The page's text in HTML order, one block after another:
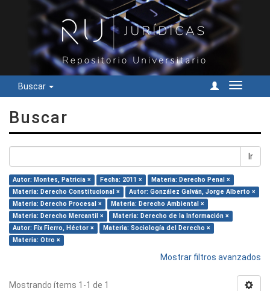
Buscar
Cambiar
Buscar
Ir
Autor: Montes, Patricia × Fecha: 2011 ×
Materia: Derecho Penal ×
Materia: Derecho Constitucional ×
Autor: González Galván, Jorge Alberto ×
Materia: Derecho Procesal ×
Materia: Derecho Ambiental ×
Materia: Derecho Mercantil ×
Materia: Derecho de la Información ×
Autor: Fix Fierro, Héctor ×
Materia: Sociología del Derecho ×
Materia: Otro ×
Mostrar filtros avanzados
Mostrando ítems 1-1 de 1